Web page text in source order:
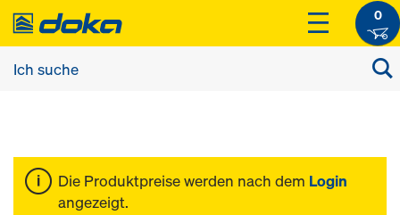
0
Die Produktpreise werden nach dem Login
angezeigt.